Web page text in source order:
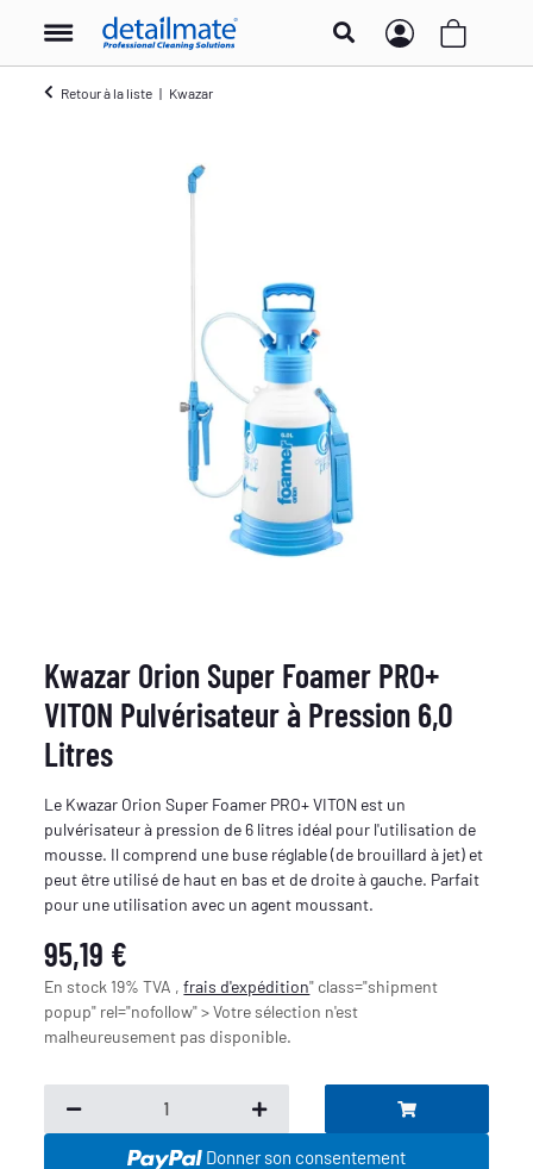
Retour à la liste Kwazar
Kwazar Orion Super Foamer PRO+
VITON Pulvérisateur à Pression 6,0
Litres
Le Kwazar Orion Super Foamer PRO+ VITON est un
pulvérisateur à pression de 6 litres idéal pour l'utilisation de
mousse. Il comprend une buse réglable (de brouillard à jet) et
peut être utilisé de haut en bas et de droite à gauche. Parfait
pour une utilisation avec un agent moussant.
95,19 €
En stock 19% TVA ,frais d'expédition" class="shipment
popup" rel="nofollow" > Votre sélection n'est
malheureusement pas disponible.
Donner son consentement